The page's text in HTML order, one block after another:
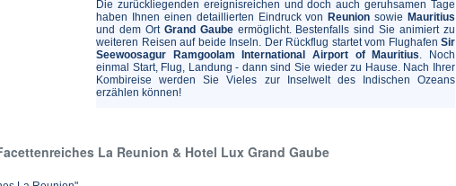
Die zurückliegenden ereignisreichen und doch auch geruhsamen Tage
haben Ihnen einen detaillierten Eindruck von Reunion sowie Mauritius
und dem Ort Grand Gaubeermöglicht. Bestenfalls sind Sie animiert zu
weiteren Reisen auf beide Inseln. Der Rückflug startet vom Flughafen Sir
Seewoosagur Ramgoolam International Airport of Mauritius. Noch
einmal Start, Flug, Landung - dann sind Sie wieder zu Hause. Nach Ihrer
Kombireise werden Sie Vieles zur Inselwelt des Indischen Ozeans
erzählen können!
La Reunion & Hotel Lux Grand Gaube